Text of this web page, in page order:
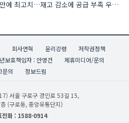
[비철금속 시황] 구리 2개월 만에 최고치…재고 감소에 공급 부족 우려 확대
회사연혁 윤리강령
저작권정책
보호책임자 : 안영건
제휴미디어/문의
문의
정보드림
서울 구로구 경인로 53길 15,
(구로동, 중앙유통단지)
전화 : 1588-0914